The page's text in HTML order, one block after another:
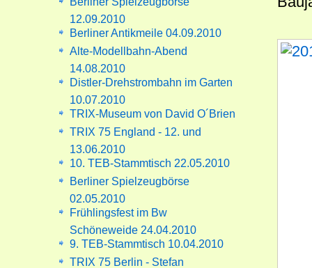
12.09.2010
Berliner Antikmeile 04.09.2010
Alte-Modellbahn-Abend
14.08.2010
Distler-Drehstrombahn im Garten
10.07.2010
TRIX-Museum von David O´Brien
TRIX 75 England - 12. und
13.06.2010
10. TEB-Stammtisch 22.05.2010
Berliner Spielzeugbörse
02.05.2010
Frühlingsfest im Bw
Schöneweide 24.04.2010
9. TEB-Stammtisch 10.04.2010
TRIX 75 Berlin - Stefan